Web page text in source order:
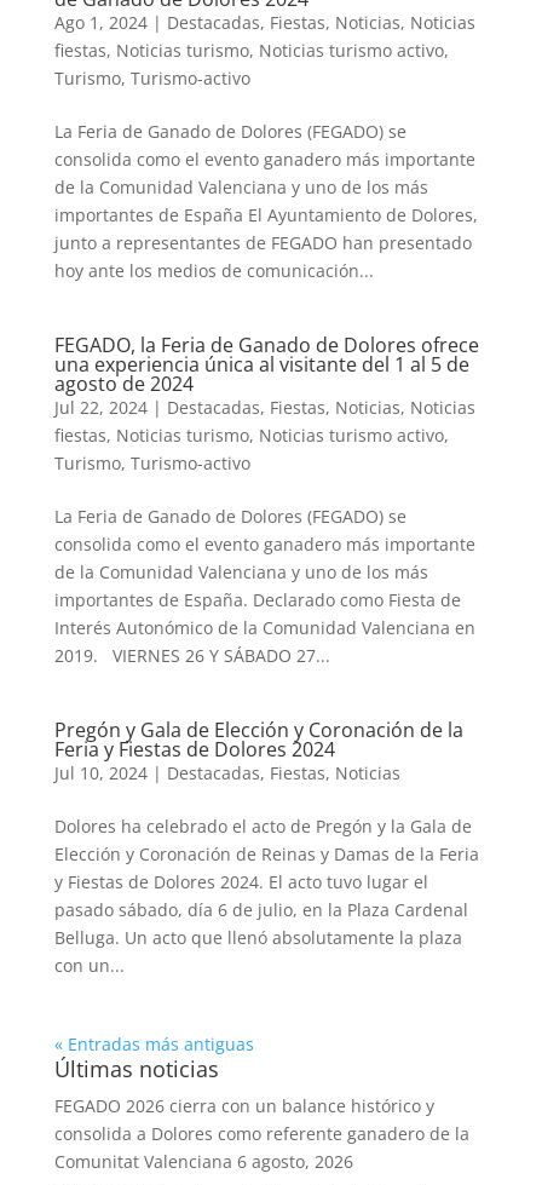
Ago 1, 2024| Destacadas, Fiestas, Noticias, Noticias
fiestas, Noticias turismo, Noticias turismo activo,
Turismo, Turismo-activo
La Feria de Ganado de Dolores (FEGADO) se
consolida como el evento ganadero más importante
de la Comunidad Valenciana y uno de los más
importantes de España El Ayuntamiento de Dolores,
junto a representantes de FEGADO han presentado
hoy ante los medios de comunicación...
FEGADO, la Feria de Ganado de Dolores ofrece
una experiencia única al visitante del 1 al 5 de
agosto de 2024
Jul 22, 2024| Destacadas, Fiestas, Noticias, Noticias
fiestas, Noticias turismo, Noticias turismo activo,
Turismo, Turismo-activo
La Feria de Ganado de Dolores (FEGADO) se
consolida como el evento ganadero más importante
de la Comunidad Valenciana y uno de los más
importantes de España. Declarado como Fiesta de
Interés Autonómico de la Comunidad Valenciana en
2019. VIERNES 26 Y SÁBADO 27...
Pregón y Gala de Elección y Coronación de la
Feria y Fiestas de Dolores 2024
Jul 10, 2024| Destacadas, Fiestas, Noticias
Dolores ha celebrado el acto de Pregón y la Gala de
Elección y Coronación de Reinas y Damas de la Feria
y Fiestas de Dolores 2024. El acto tuvo lugar el
pasado sábado, día 6 de julio, en la Plaza Cardenal
Belluga. Un acto que llenó absolutamente la plaza
con un...
« Entradas más antiguas
Últimas noticias
FEGADO 2026 cierra con un balance histórico y
consolida a Dolores como referente ganadero de la
Comunitat Valenciana 6 agosto, 2026